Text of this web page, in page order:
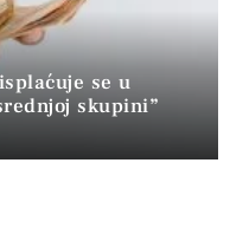
se u
skupini”